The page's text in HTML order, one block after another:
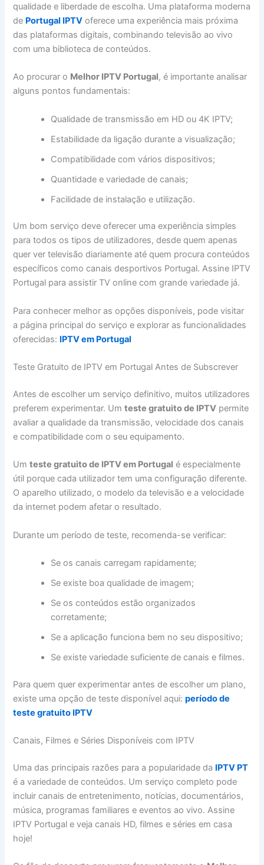
qualidade e liberdade de escolha. Uma plataforma moderna
de Portugal IPTV oferece uma experiência mais próxima
das plataformas digitais, combinando televisão ao vivo
com uma biblioteca de conteúdos.
Ao procurar o Melhor IPTV Portugal, é importante analisar
alguns pontos fundamentais:
Qualidade de transmissão em HD ou 4K IPTV;
Estabilidade da ligação durante a visualização;
Compatibilidade com vários dispositivos;
Quantidade e variedade de canais;
Facilidade de instalação e utilização.
Um bom serviço deve oferecer uma experiência simples
para todos os tipos de utilizadores, desde quem apenas
quer ver televisão diariamente até quem procura conteúdos
específicos como canais desportivos Portugal. Assine IPTV
Portugal para assistir TV online com grande variedade já.
Para conhecer melhor as opções disponíveis, pode visitar
a página principal do serviço e explorar as funcionalidades
oferecidas: IPTV em Portugal
Teste Gratuito de IPTV em Portugal Antes de Subscrever
Antes de escolher um serviço definitivo, muitos utilizadores
preferem experimentar. Umteste gratuito de IPTV permite
avaliar a qualidade da transmissão, velocidade dos canais
e compatibilidade com o seu equipamento.
Umteste gratuito de IPTV em Portugal é especialmente
útil porque cada utilizador tem uma configuração diferente.
O aparelho utilizado, o modelo da televisão e a velocidade
da internet podem afetar o resultado.
Durante um período de teste, recomenda-se verificar:
Se os canais carregam rapidamente;
Se existe boa qualidade de imagem;
Se os conteúdos estão organizados
corretamente;
Se a aplicação funciona bem no seu dispositivo;
Se existe variedade suficiente de canais e filmes.
Para quem quer experimentar antes de escolher um plano,
existe uma opção de teste disponível aqui:período de
teste gratuito IPTV
Canais, Filmes e Séries Disponíveis com IPTV
Uma das principais razões para a popularidade da IPTV PT
é a variedade de conteúdos. Um serviço completo pode
incluir canais de entretenimento, notícias, documentários,
música, programas familiares e eventos ao vivo. Assine
IPTV Portugal e veja canais HD, filmes e séries em casa
hoje!